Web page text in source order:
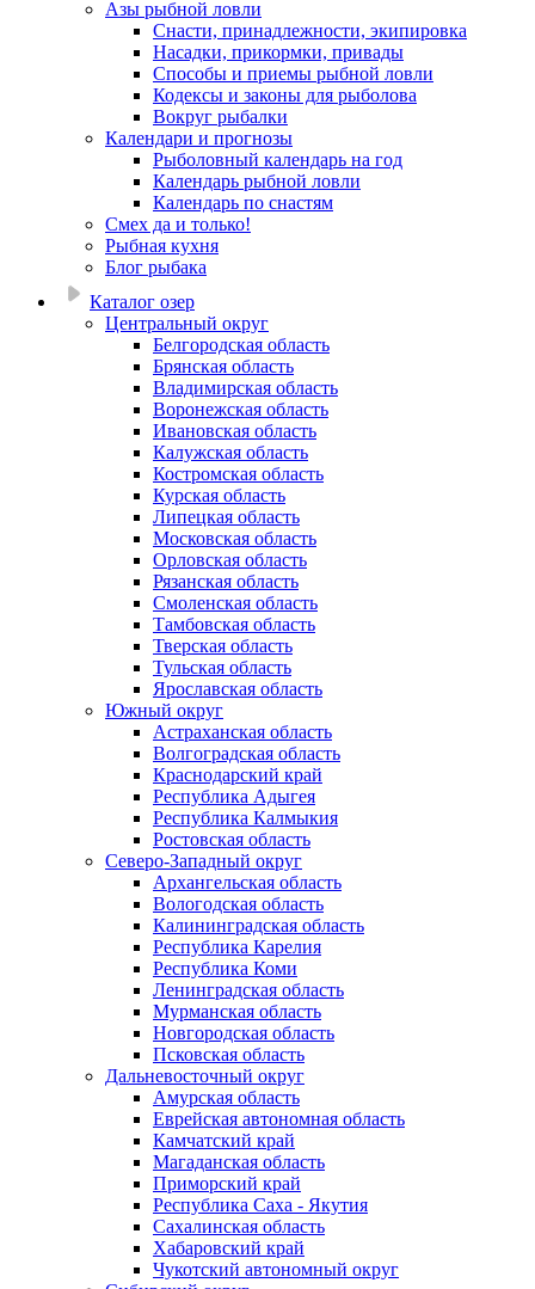
Азы рыбной ловли
Снасти, принадлежности, экипировка
Насадки, прикормки, привады
Способы и приемы рыбной ловли
Кодексы и законы для рыболова
Вокруг рыбалки
Календари и прогнозы
Рыболовный календарь на год
Календарь рыбной ловли
Календарь по снастям
Смех да и только!
Рыбная кухня
Блог рыбака
Каталог озер
Центральный округ
Белгородская область
Брянская область
Владимирская область
Воронежская область
Ивановская область
Калужская область
Костромская область
Курская область
Липецкая область
Московская область
Орловская область
Рязанская область
Смоленская область
Тамбовская область
Тверская область
Тульская область
Ярославская область
Южный округ
Астраханская область
Волгоградская область
Краснодарский край
Республика Адыгея
Республика Калмыкия
Ростовская область
Северо-Западный округ
Архангельская область
Вологодская область
Калининградская область
Республика Карелия
Республика Коми
Ленинградская область
Мурманская область
Новгородская область
Псковская область
Дальневосточный округ
Амурская область
Еврейская автономная область
Камчатский край
Магаданская область
Приморский край
Республика Саха - Якутия
Сахалинская область
Хабаровский край
Чукотский автономный округ